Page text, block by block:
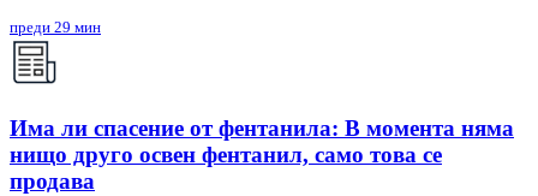
преди 29 мин
Има ли спасение от фентанила: В момента няма
нищо друго освен фентанил, само това се
продава